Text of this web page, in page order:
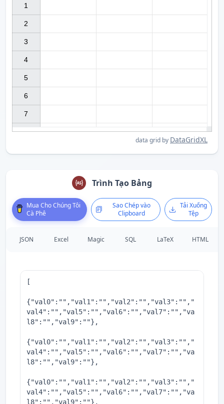
data grid by DataGridXL
1
2
3
4
5
6
7
Trình Tạo Bảng
Mua Cho Chúng Tôi
Cà Phê
Sao Chép vào
Clipboard
Tải Xuống
Tệp
JSON Excel Magic SQL LaTeX HTML